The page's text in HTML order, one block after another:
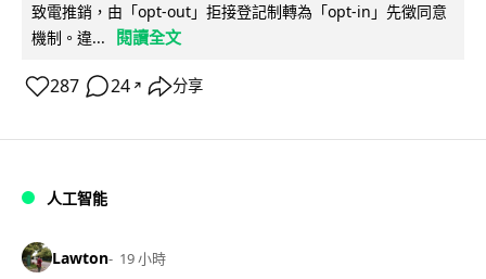
致電推銷，由「opt-out」拒接登記制轉為「opt-in」先徵同意
機制。違...
閱讀全文
287 24 ↗ 分享
人工智能
Lawton 19 小時